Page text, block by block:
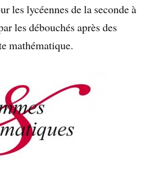
les lycéennes de la seconde à
les débouchés après des
mathématique.